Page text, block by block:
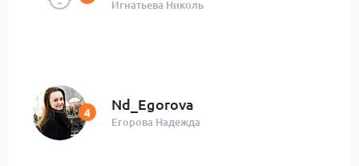
Игнатьева Николь
Nd_Egorova
Егорова Надежда